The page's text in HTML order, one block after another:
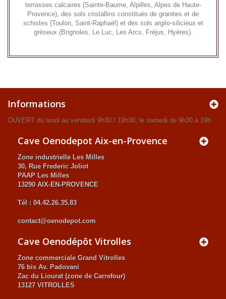
terrasses calcaires (Sainte-Baume, Alpilles, Alpes de Haute-
Provence), des sols cristallins constitués de granites et de
schistes (Toulon, Saint-Raphaël) et des sols argilo-silicieux et
grèseux (Brignoles, Le Luc, Les Arcs, Fréjus, Hyères).
Informations
OUVERT du lundi au vendredi 9h30 / 19h30, le samedi de 9h30 à 19h
Cave Oenodepot Aix-en-Provence
Zone industrielle Les Milles
30, Rue Frederic Joliot
PAAP Les Milles
13290 AIX-EN-PROVENCE
Tél : 04.42.26.35.83
contact@oenodepot.com
Cave Oenodépôt Vitrolles
Zone commerciale Grand Vitrolles
76 bis Av. Padovani
Zac du Liourat (zone de Carrefour)
13127 VITROLLES